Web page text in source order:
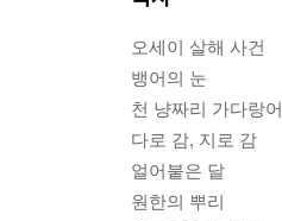
오세이 살해 사건
뱅어의 눈
천 냥짜리 가다랑어
다로 감, 지로 감
얼어붙은 달
원한의 뿌리